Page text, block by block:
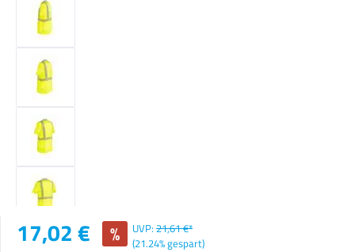
Verkaufspreis:
17,02 € % UVP: 21,61 €*
(21.24% gespart)